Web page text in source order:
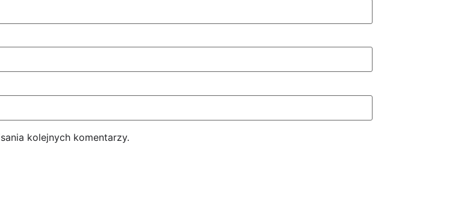
kolejnych komentarzy.